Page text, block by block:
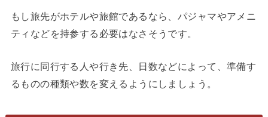
もし旅先がホテルや旅館であるなら、パジャマやアメニ
ティなどを持参する必要はなさそうです。
旅行に同行する人や行き先、日数などによって、準備す
るものの種類や数を変えるようにしましょう。